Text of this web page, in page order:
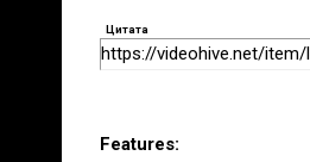
Цитата
https://videohive.net/
Features: